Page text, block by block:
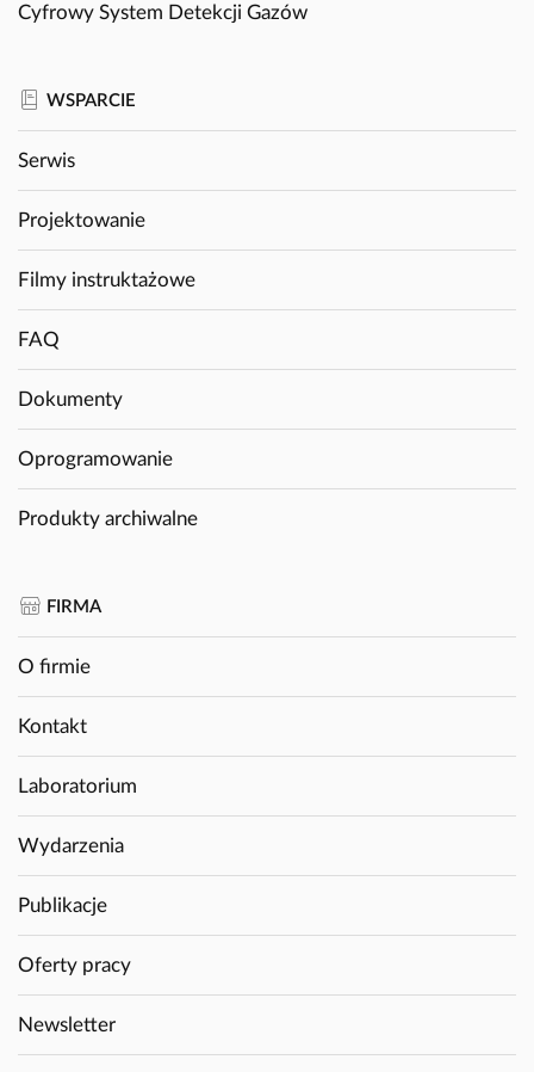
Cyfrowy System Detekcji Gazów
WSPARCIE
Serwis
Projektowanie
Filmy instruktażowe
FAQ
Dokumenty
Oprogramowanie
Produkty archiwalne
FIRMA
O firmie
Kontakt
Laboratorium
Wydarzenia
Publikacje
Oferty pracy
Newsletter